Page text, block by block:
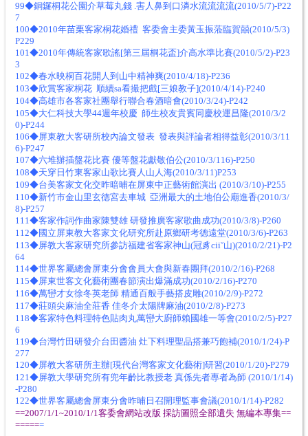
99◆銅鑼桐花公園介草莓丸錢 .害人鼻到口潾水流流流流(2010/5/7)-P22
7
100◆2010年苗栗客家桐花婚禮 客委會主委黃玉振蒞臨賀囍(2010/5/3)
P229
101◆2010年傳統客家歌謠[第三屆桐花盃]介高水準比賽(2010/5/2)-P23
3
102◆春水映桐百花開人到山中精神爽(2010/4/18)-P236
103◆欣賞客家桐花 順續sa看撮把戲[三娘教子](2010/4/14)-P240
104◆高雄市各客家社團舉行聯合春酒暗會(2010/3/24)-P242
105◆大仁科技大學44週年校慶 師生校友貴賓同慶校運昌隆(2010/3/2
0)-P244
106◆屏東教大客研所校內論文發表 發表與評論者相得益彰(2010/3/11
6)-P247
107◆六堆辦插盤花比賽 優等盤花獻敬伯公(2010/3/116)-P250
108◆天穿日竹東客家山歌比賽人山人海(2010/3/11)P253
109◆台美客家文化交昨暗晡在屏東中正藝術館演出 (2010/3/10)-P255
110◆新竹市金山里玄德宮去車城 亞洲最大的土地伯公廟進香(2010/3/
8)-P257
111◆客家作詞作曲家陳雙雄 研發推廣客家歌曲成功(2010/3/8)-P260
112◆國立屏東教大客家文化研究所赴原鄉研考德遠堂(2010/3/6)-P263
113◆屏教大客家研究所參訪福建省客家神山(冠豸ciiˇ山)(2010/2/21)-P2
64
114◆世界客屬總會屏東分會會員大會與新春團拜(2010/2/16)-P268
115◆屏東世客文化藝術團春節演出爆滿成功(2010/2/16)-P270
116◆萬巒才女徐冬英老師 精通百般手藝搭皮雕(2010/2/9)-P272
117◆莊頭尖麻油全莊香 佳冬介太陽牌麻油(2010/2/8)-P273
118◆客家特色料理特色貼肉丸萬巒大廚師賴國雄一等會(2010/2/5)-P27
6
119◆台灣竹田研發介台田醬油 灶下料理聖品搭兼巧飽補(2010/1/24)-P
277
120◆屏教大客研所主辦[現代台灣客家文化藝術]研習(2010/1/20)-P279
121◆屏教大學研究所有兜年齡比教授老 真係先者專者為師 (2010/1/14)
-P280
122◆世界客屬總會屏東分會昨晡日召開理監事會議(2010/1/14)-P282
==2007/1/1~2010/1/1客委會網站改版 採訪圖照全部遺失 無編本專集==
======